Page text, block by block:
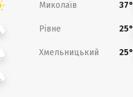
Миколаїв 37°
Рівне 25°
Хмельницький 25°